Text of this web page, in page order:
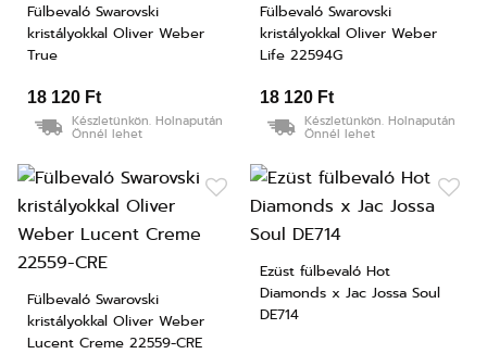
Fülbevaló Swarovski
kristályokkal Oliver Weber
True
18 120 Ft
Készletünkön. Holnapután
Önnél lehet
Fülbevaló Swarovski
kristályokkal Oliver Weber
Life 22594G
18 120 Ft
Készletünkön. Holnapután
Önnél lehet
Fülbevaló Swarovski
kristályokkal Oliver Weber
Lucent Creme 22559-CRE
Ezüst fülbevaló Hot
Diamonds x Jac Jossa Soul
DE714